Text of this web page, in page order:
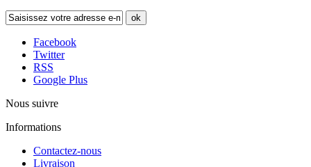
ok
Facebook
Twitter
RSS
Google Plus
Nous suivre
Informations
Contactez-nous
Livraison